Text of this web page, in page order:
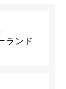
ランド